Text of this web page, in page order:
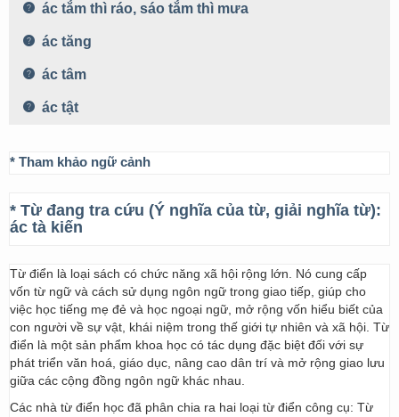
ác tắm thì ráo, sáo tắm thì mưa
ác tăng
ác tâm
ác tật
* Tham khảo ngữ cảnh
* Từ đang tra cứu (Ý nghĩa của từ, giải nghĩa từ):
ác tà kiến
Từ điển là loại sách có chức năng xã hội rộng lớn. Nó cung cấp
vốn từ ngữ và cách sử dụng ngôn ngữ trong giao tiếp, giúp cho
việc học tiếng mẹ đẻ và học ngoại ngữ, mở rộng vốn hiểu biết của
con người về sự vật, khái niệm trong thế giới tự nhiên và xã hội. Từ
điển là một sản phẩm khoa học có tác dụng đặc biệt đối với sự
phát triển văn hoá, giáo dục, nâng cao dân trí và mở rộng giao lưu
giữa các cộng đồng ngôn ngữ khác nhau.
Các nhà từ điển học đã phân chia ra hai loại từ điển công cụ: Từ